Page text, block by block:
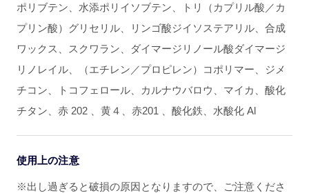
ポリブテン、水添ポリイソブテン、トリ（カプリル酸／カ
プリン酸）グリセリル、リンゴ酸ジイソステアリル、合成
ワックス、スクワラン、ダイマージリノール酸ダイマージ
リノレイル、（エチレン／プロピレン）コポリマー、ジメ
チコン、トコフェロール、カルナウバロウ、マイカ、酸化
チタン、赤 202 、黄４、赤201 、酸化鉄、水酸化 Al
使用上の注意
※出し過ぎると破損の原因となりますので、ご注意くださ